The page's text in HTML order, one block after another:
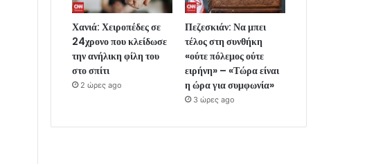
Χανιά: Χειροπέδες σε
24χρονο που κλείδωσε
την ανήλικη φίλη του
στο σπίτι
2 ώρες ago
Πεζεσκιάν: Να μπει
τέλος στη συνθήκη
«ούτε πόλεμος ούτε
ειρήνη» – «Τώρα είναι
η ώρα για συμφωνία»
3 ώρες ago